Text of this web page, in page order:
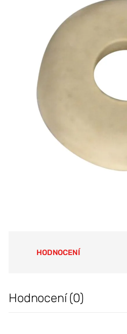
HODNOCENÍ
Hodnocení (0)